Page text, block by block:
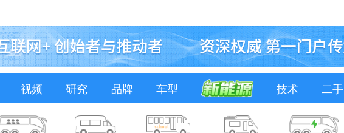
视频 研究 品牌 车型 技术 二手